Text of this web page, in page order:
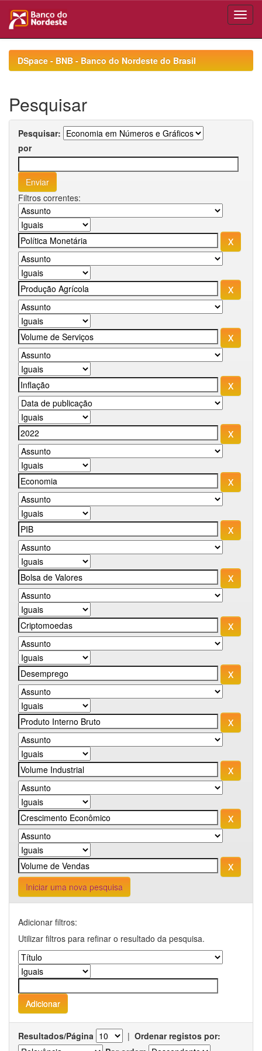
navigationDSpace - BNB - Banco do Nordeste do Brasil
Pesquisar
Pesquisar:
por
Filtros correntes:
Iniciar uma nova pesquisa
Adicionar filtros:
Utilizar filtros para refinar o resultado da pesquisa.
Resultados/Página | Ordenar registos por: